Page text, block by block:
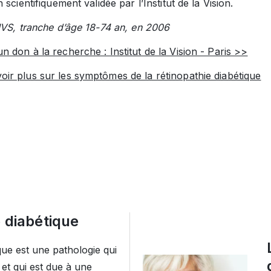
scientifiquement validée par l’Institut de la Vision.
tranche d’âge 18-74 an, en 2006
don à la recherche : Institut de la Vision - Paris >>
plus sur les symptômes de la rétinopathie diabétique
est une pathologie qui
qui est due à une